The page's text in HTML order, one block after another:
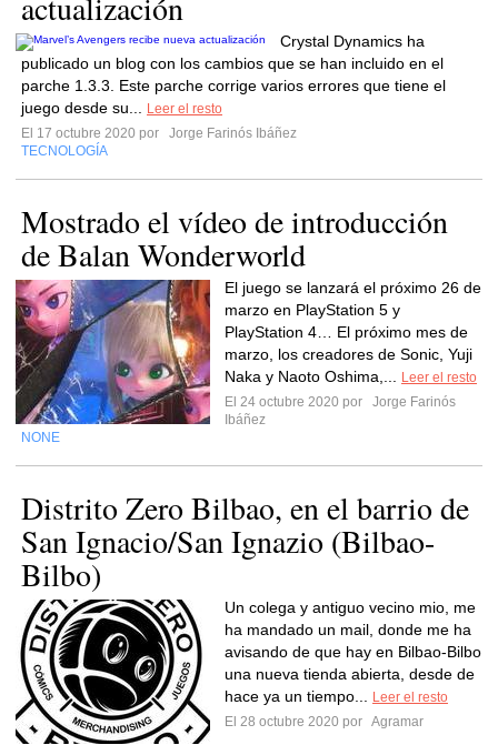
Crystal Dynamics ha
publicado un blog con los cambios que se han incluido en el
parche 1.3.3. Este parche corrige varios errores que tiene el
juego desde su...
Leer el resto
El 17 octubre 2020 por
Jorge Farinós Ibáñez
TECNOLOGÍA
Mostrado el vídeo de introducción
de Balan Wonderworld
El juego se lanzará el próximo 26 de
marzo en PlayStation 5 y
PlayStation 4… El próximo mes de
marzo, los creadores de Sonic, Yuji
Naka y Naoto Oshima,...
Leer el resto
El 24 octubre 2020 por
Jorge Farinós
Ibáñez
NONE
Distrito Zero Bilbao, en el barrio de
San Ignacio/San Ignazio (Bilbao-
Bilbo)
Un colega y antiguo vecino mio, me
ha mandado un mail, donde me ha
avisando de que hay en Bilbao-Bilbo
una nueva tienda abierta, desde de
hace ya un tiempo...
Leer el resto
El 28 octubre 2020 por Agramar